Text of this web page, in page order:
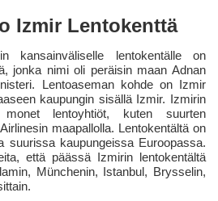
Izmir Lentokenttä
kansainväliselle lentokentälle on
jonka nimi oli peräisin maan Adnan
Lentoaseman kohde on Izmir
kaupungin sisällä Izmir. Izmirin
monet lentoyhtiöt, kuten suurten
maapallolla. Lentokentältä on
suurissa kaupungeissa Euroopassa.
että päässä Izmirin lentokentältä
Münchenin, Istanbul, Brysselin,